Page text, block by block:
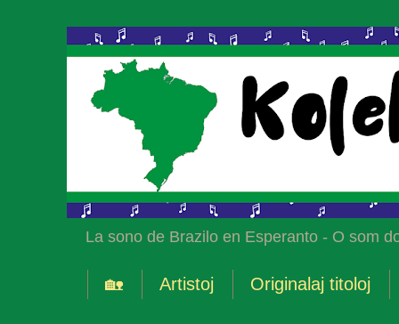
La sono de Brazilo en Esperanto - O som
🏡 Artistoj Originalaj titoloj